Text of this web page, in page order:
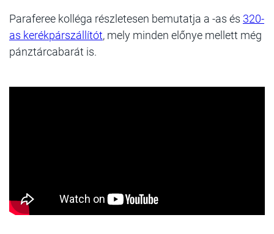
Paraferee kolléga részletesen bemutatja a -as és 320-
as kerékpárszállítót, mely minden előnye mellett még
pánztárcabarát is.